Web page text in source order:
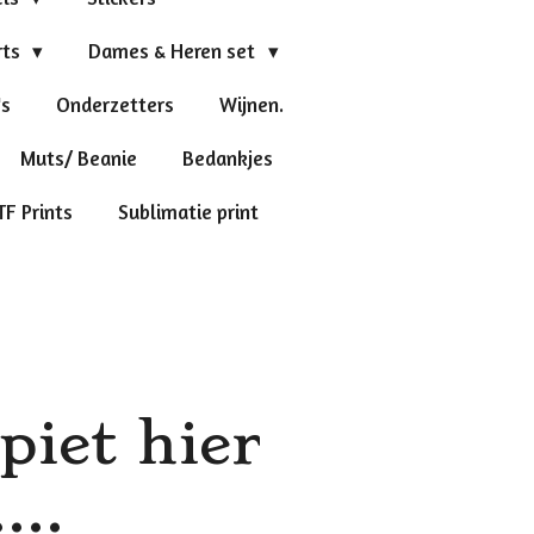
Dames & Heren set
Onderzetters Wijnen.
Muts/ Beanie Bedankjes
Prints Sublimatie print
hier